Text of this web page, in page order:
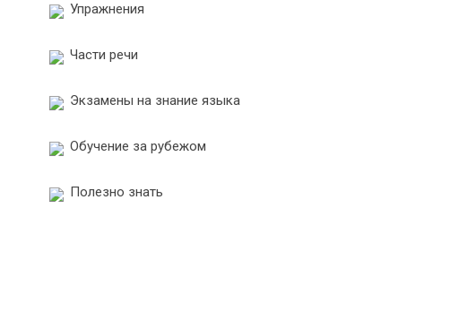
Упражнения
Части речи
Экзамены на знание языка
Обучение за рубежом
Полезно знать